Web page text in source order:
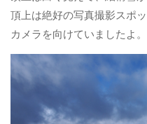
頂上は絶好の写真撮影スポ
カメラを向けていましたよ。